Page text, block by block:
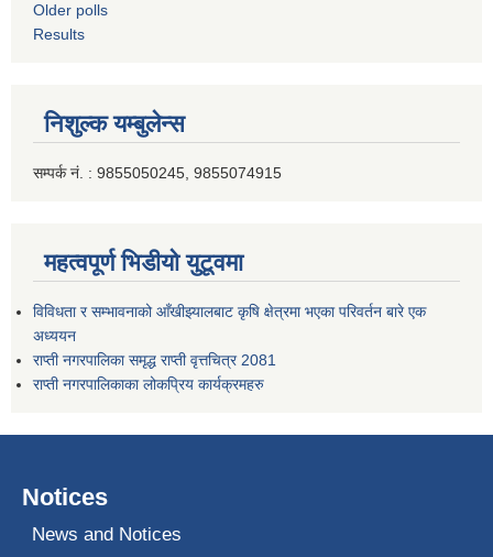
Older polls
Results
निशुल्क यम्बुलेन्स
सम्पर्क नं. : 9855050245, 9855074915
महत्वपूर्ण भिडीयो युटूवमा
विविधता र सम्भावनाको आँखीझ्यालबाट कृषि क्षेत्रमा भएका परिवर्तन बारे एक
अध्ययन
राप्ती नगरपालिका समृद्ध राप्ती वृत्तचित्र 2081
राप्ती नगरपालिकाका लोकप्रिय कार्यक्रमहरु
Notices
News and Notices